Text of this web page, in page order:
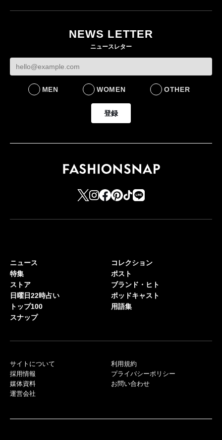
NEWS LETTER
ニュースレター
MEN WOMEN OTHER
登録
ニュース
特集
ストア
日曜日22時占い
トップ100
スナップ
コレクション
ポスト
ブランド・ヒト
ポッドキャスト
用語集
サイトについて
採用情報
媒体資料
運営会社
利用規約
プライバシーポリシー
お問い合わせ